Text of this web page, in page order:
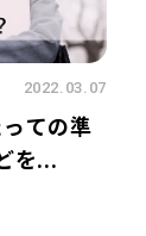
2022.03.07
ての準
を...